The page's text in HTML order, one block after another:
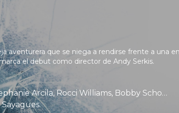
aventurera que se niega a rendirse frente a una
el debut como director de Andy Serkis.
Stephen Lang, Brendan Sexton III, Madelyn Grace, Stephanie Arcila, Rocci Williams, Bobby Schofield.